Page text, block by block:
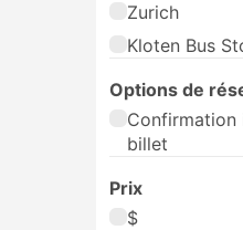
Zurich
Kloten Bus
Options de
Confirmation
billet
Prix
$